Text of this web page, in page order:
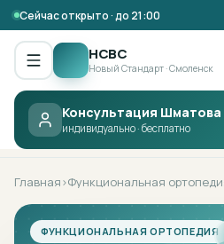
Сейчас открыто · до 21:00
НСВС
Новый Стандарт · Смоленск
Консультация Шматова
индивидуально · бесплатно
НСВС ·
ОРТОПЕДИЯ
Главная›Функциональная
ФУНКЦИОНАЛЬНАЯ ОРТОПЕДИЯ